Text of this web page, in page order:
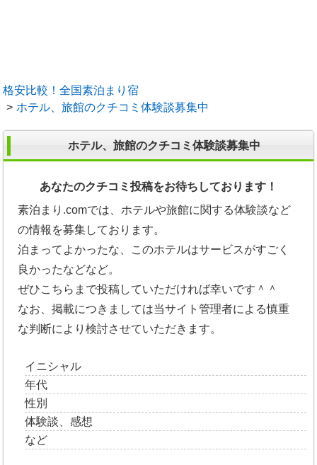
格安比較！全国素泊まり宿
ホテル、旅館のクチコミ体験談募集中
ホテル、旅館のクチコミ体験談募集中
あなたのクチコミ投稿をお待ちしております！
素泊まり.comでは、ホテルや旅館に関する体験談など
の情報を募集しております。
泊まってよかったな、このホテルはサービスがすごく
良かったなどなど。
ぜひこちらまで投稿していただければ幸いです＾＾
なお、掲載につきましては当サイト管理者による慎重
な判断により検討させていただきます。
イニシャル
年代
性別
体験談、感想
など